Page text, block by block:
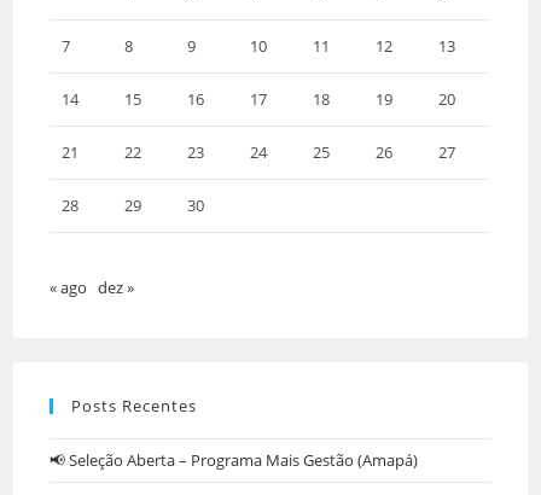
7 8 9 10 11 12 13
14 15 16 17 18 19 20
21 22 23 24 25 26 27
28 29 30
« ago dez »
Posts Recentes
📢 Seleção Aberta – Programa Mais Gestão (Amapá)